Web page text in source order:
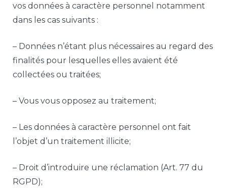
vos données à caractère personnel notamment
dans les cas suivants :
– Données n’étant plus nécessaires au regard des
finalités pour lesquelles elles avaient été
collectées ou traitées;
– Vous vous opposez au traitement;
– Les données à caractère personnel ont fait
l’objet d’un traitement illicite;
– Droit d’introduire une réclamation (Art. 77 du
RGPD);